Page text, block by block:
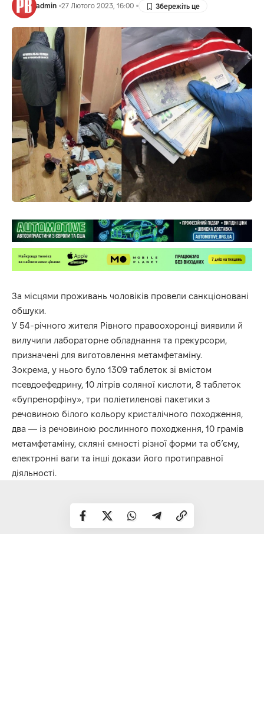
admin 27 Лютого 2023, 16:00
За місцями проживань чоловіків провели санкціоновані
обшуки.
У 54-річного жителя Рівного правоохоронці виявили й
вилучили лабораторне обладнання та прекурсори,
призначені для виготовлення метамфетаміну.
Зокрема, у нього було 1309 таблеток зі вмістом
псевдоефедрину, 10 літрів соляної кислоти, 8 таблеток
«бупренорфіну», три поліетиленові пакетики з
речовиною білого кольору кристалічного походження,
два — із речовиною рослинного походження, 10 грамів
метамфетаміну, скляні ємності різної форми та об’єму,
електронні ваги та інші докази його протиправної
діяльності.